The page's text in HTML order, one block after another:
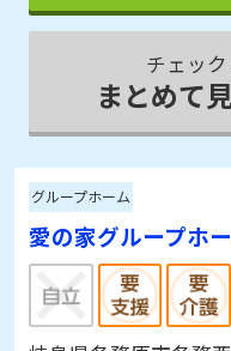
チェッ
まとめて
グループホーム
愛の家グループホ